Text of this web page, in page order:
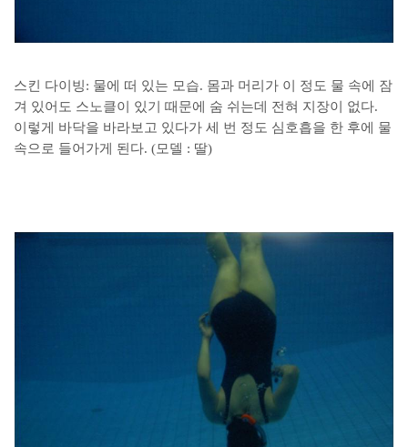
스킨 다이빙: 물에 떠 있는 모습. 몸과 머리가 이 정도 물 속에 잠
겨 있어도 스노클이 있기 때문에 숨 쉬는데 전혀 지장이 없다.
이렇게 바닥을 바라보고 있다가 세 번 정도 심호흡을 한 후에 물
속으로 들어가게 된다. (모델 : 딸)